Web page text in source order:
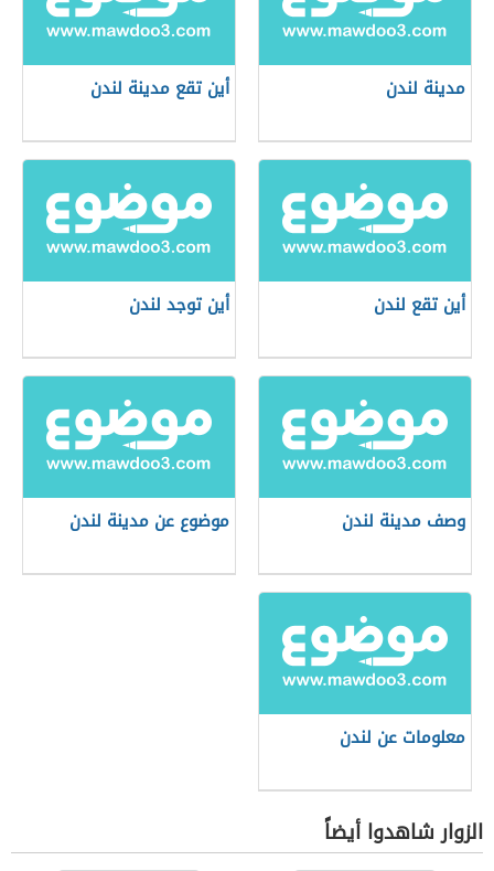
مدينة لندن أين تقع مدينة لندن
أين تقع لندن أين توجد لندن
وصف مدينة لندن موضوع عن مدينة لندن
معلومات عن لندن
الزوار شاهدوا أيضاً